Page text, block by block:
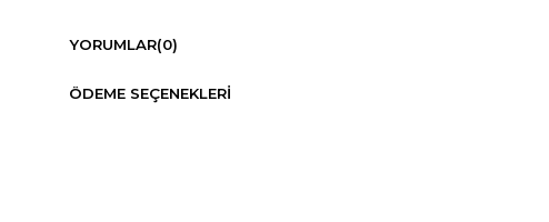
YORUMLAR(0)
ÖDEME SEÇENEKLERI